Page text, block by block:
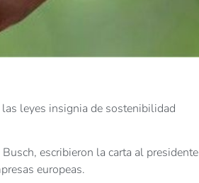
leyes insignia de sostenibilidad
escribieron la carta al presidente
europeas.